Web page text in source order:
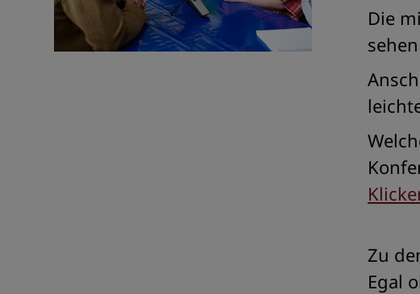
Die
Zu
Egal